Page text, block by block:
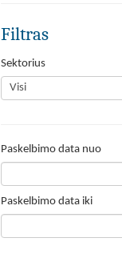
Filtras
Sektorius
Paskelbimo data nuo
Paskelbimo data iki